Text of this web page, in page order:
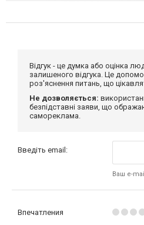
Відгук - це думка або оцінка
залишеного відгука. Це
роз'яснення питань, що
Не дозволяється:
безпідставні заяви, що
самореклама.
Введіть email:
Ваш e-
Впечатления